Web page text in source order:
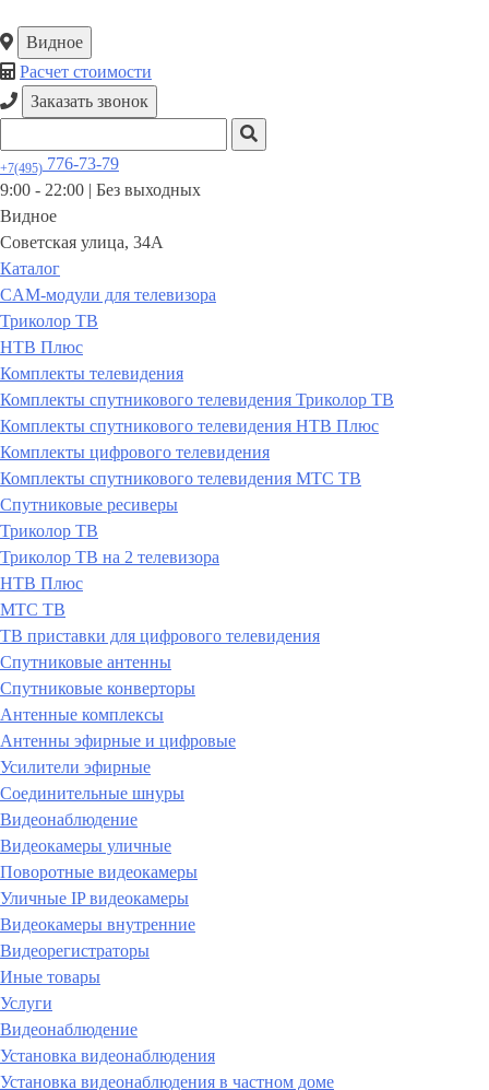
Видное
Расчет стоимости
Заказать звонок
+7(495) 776-73-79
9:00 - 22:00 | Без выходных
Видное
Советская улица, 34А
Каталог
CAM-модули для телевизора
Триколор ТВ
НТВ Плюс
Комплекты телевидения
Комплекты спутникового телевидения Триколор ТВ
Комплекты спутникового телевидения НТВ Плюс
Комплекты цифрового телевидения
Комплекты спутникового телевидения МТС ТВ
Спутниковые ресиверы
Триколор ТВ
Триколор ТВ на 2 телевизора
НТВ Плюс
МТС ТВ
ТВ приставки для цифрового телевидения
Спутниковые антенны
Спутниковые конверторы
Антенные комплексы
Антенны эфирные и цифровые
Усилители эфирные
Соединительные шнуры
Видеонаблюдение
Видеокамеры уличные
Поворотные видеокамеры
Уличные IP видеокамеры
Видеокамеры внутренние
Видеорегистраторы
Иные товары
Услуги
Видеонаблюдение
Установка видеонаблюдения
Установка видеонаблюдения в частном доме